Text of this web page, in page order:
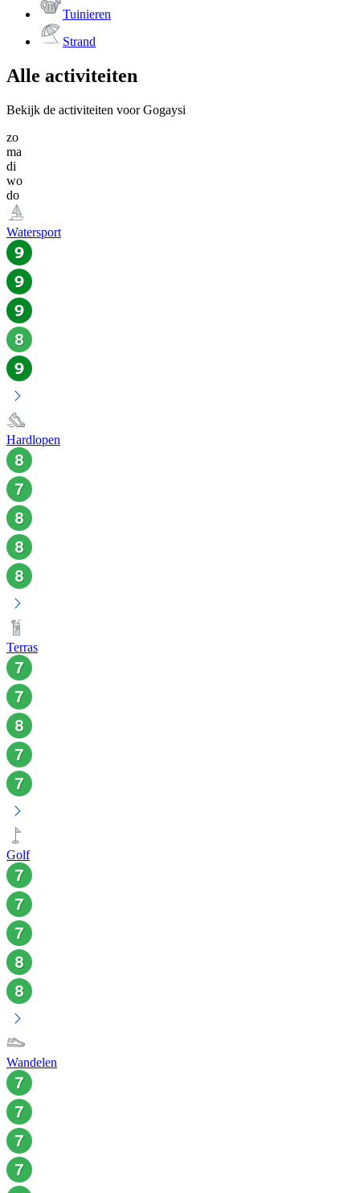
Tuinieren
Strand
Alle activiteiten
Bekijk de activiteiten voor Gogaysi
zo
ma
di
wo
do
Watersport
Hardlopen
Terras
Golf
Wandelen